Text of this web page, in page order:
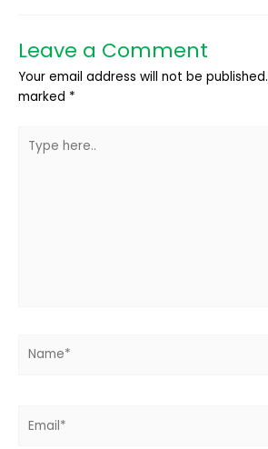
Leave a Comment
Your email address will not be published.
marked *
here..